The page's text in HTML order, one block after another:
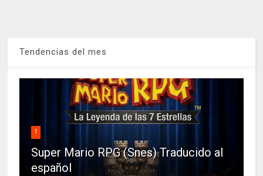
Tendencias del mes
1
Super Mario RPG (Snes) Traducido al
español